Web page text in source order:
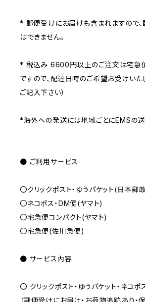
* 郵便受けにお届けも含まれますので
はできません。
* 税込み 6600円以上のご注文は宅急
ですので、配達日時のご希望お受けいた
ご記入下さい）
*海外への発送には地域ごとにEMSの
● ご利用サービス
〇クリックポスト・ゆうパケット(日本郵
〇ネコポス・DM便(ヤマト)
〇宅急便コンパクト(ヤマト)
〇宅急便(佐川急便)
● サービス内容
〇 クリックポスト・ゆうパケット・ネコポ
（郵便受けにお届け・お荷物追跡あり・